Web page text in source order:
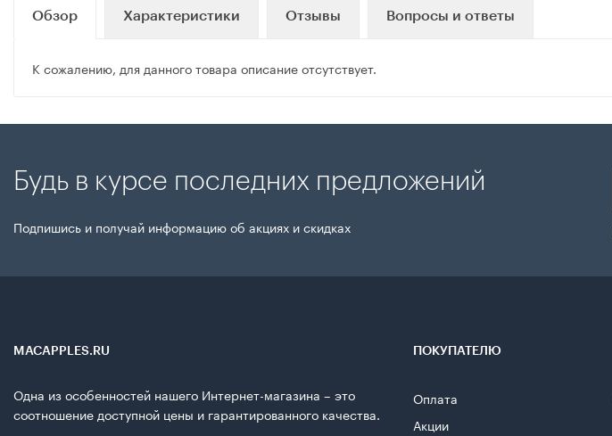
Обзор Характеристики Отзывы Вопросы и ответы
К сожалению, для данного товара описание отсутствует.
Будь в курсе последних предложений
Подпишись и получай информацию об акциях и скидках
MACAPPLES.RU
Одна из особенностей нашего Интернет-магазина – это
соотношение доступной цены и гарантированного качества.
ПОКУПАТЕЛЮ
Оплата
Акции